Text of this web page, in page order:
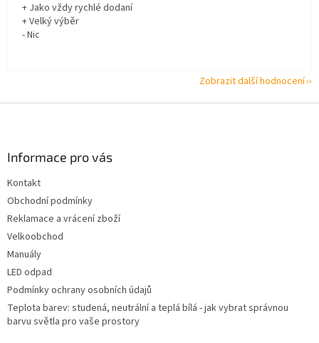
+ Jako vždy rychlé dodaní
+ Velký výběr
- Nic
Zobrazit další hodnocení
Informace pro vás
Kontakt
Obchodní podmínky
Reklamace a vrácení zboží
Velkoobchod
Manuály
LED odpad
Podmínky ochrany osobních údajů
Teplota barev: studená, neutrální a teplá bílá - jak vybrat správnou
barvu světla pro vaše prostory